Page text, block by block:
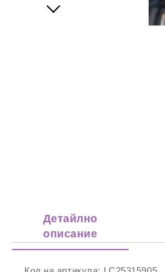
Детайлно
описание